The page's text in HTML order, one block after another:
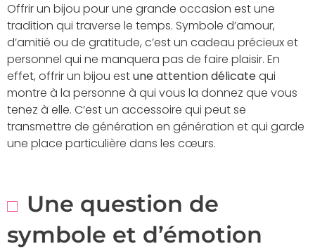
Offrir un bijou pour une grande occasion est une
tradition qui traverse le temps. Symbole d’amour,
d’amitié ou de gratitude, c’est un cadeau précieux et
personnel qui ne manquera pas de faire plaisir. En
effet, offrir un bijou estune attention délicatequi
montre à la personne à qui vous la donnez que vous
tenez à elle. C’est un accessoire qui peut se
transmettre de génération en génération et qui garde
une place particulière dans les cœurs.
Une question de
symbole et d’émotion